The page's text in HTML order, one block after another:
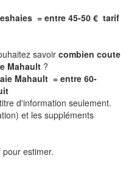
= entre 45-50 € tarif
savoir combien coute
Mahault ?
Mahault = entre 60-
d'information seulement.
et les suppléments
estimer.